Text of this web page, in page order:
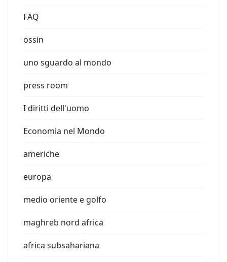
FAQ
ossin
uno sguardo al mondo
press room
I diritti dell'uomo
Economia nel Mondo
americhe
europa
medio oriente e golfo
maghreb nord africa
africa subsahariana